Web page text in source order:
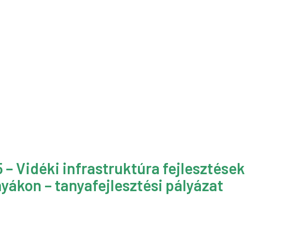
– Vidéki infrastruktúra fejlesztések
– tanyafejlesztési pályázat